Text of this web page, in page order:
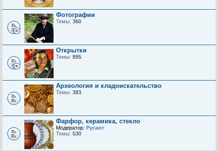
Фотографии
Темы: 360
Открытки
Темы: 895
Археология и кладоискательство
Темы: 383
Фарфор, керамика, стекло
Модератор: Русант
Темы: 530